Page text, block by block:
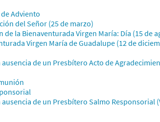
Guitarra - Descargue]
Muestra
Adviento
del Señor (25 de marzo)
de la Bienaventurada Virgen María: Día (15 de
Virgen María de Guadalupe (12 de
de un Presbítero Acto de
de un Presbítero Salmo Responsorial